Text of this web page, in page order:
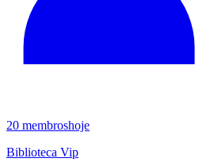
20 membroshoje
Biblioteca Vip